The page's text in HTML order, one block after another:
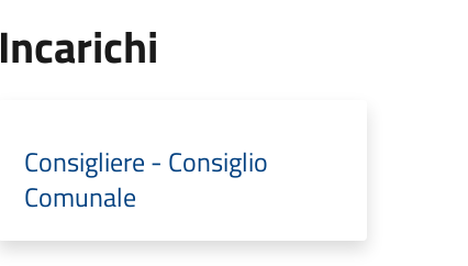
Incarichi
Consigliere - Consiglio
Comunale